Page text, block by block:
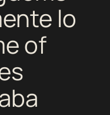
lo
of